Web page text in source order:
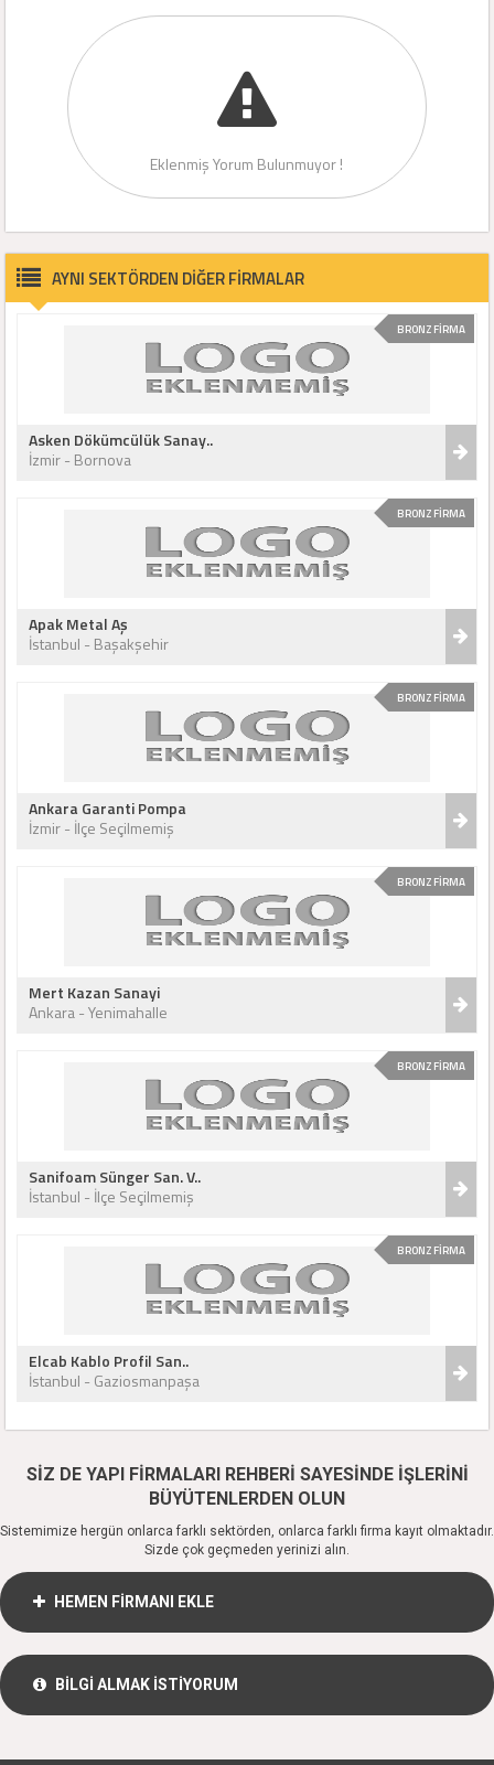
Eklenmiş Yorum Bulunmuyor !
AYNI SEKTÖRDEN DİĞER FİRMALAR
BRONZ FİRMA
Asken Dökümcülük Sanay..
İzmir - Bornova
BRONZ FİRMA
Apak Metal Aş
İstanbul - Başakşehir
BRONZ FİRMA
Ankara Garanti Pompa
İzmir - İlçe Seçilmemiş
BRONZ FİRMA
Mert Kazan Sanayi
Ankara - Yenimahalle
BRONZ FİRMA
Sanifoam Sünger San. V..
İstanbul - İlçe Seçilmemiş
BRONZ FİRMA
Elcab Kablo Profil San..
İstanbul - Gaziosmanpaşa
SİZ DE YAPI FİRMALARI REHBERİ SAYESİNDE İŞLERİNİ
BÜYÜTENLERDEN OLUN
Sistemimize hergün onlarca farklı sektörden, onlarca farklı firma kayıt olmaktadır.
Sizde çok geçmeden yerinizi alın.
HEMEN FİRMANI EKLE
BİLGİ ALMAK İSTİYORUM